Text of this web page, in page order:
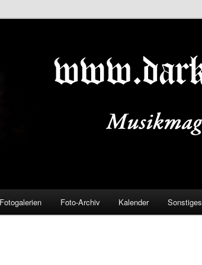
Fotogalerien Foto-Archiv Kalender Sonstiges